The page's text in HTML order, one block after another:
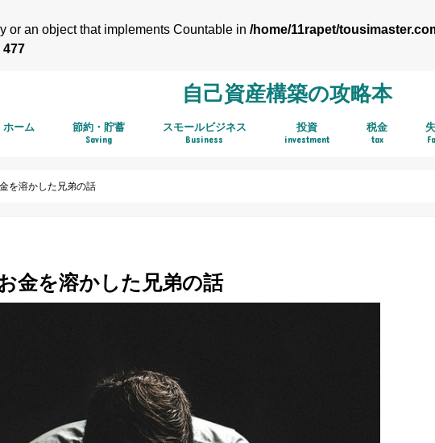
or an object that implements Countable in /home/11rapet/
477
自己資産構築の攻略本
ホーム 節約・貯蓄
Saving
スモールビジネス
Business
投資
investment
税金
tax
を溶かした兄弟の話
金を溶かした兄弟の話